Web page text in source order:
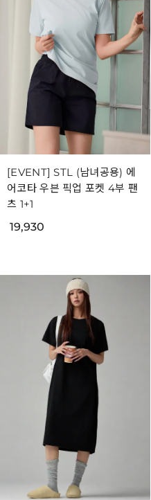
[EVENT] STL (남녀공용) 에
어코타 우븐 픽업 포켓 4부 팬
츠 1+1
19,930